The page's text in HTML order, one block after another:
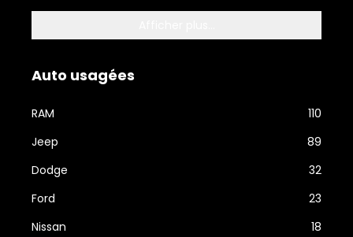
Auto usagées
RAM
110
Jeep
89
Dodge
32
Ford
23
Nissan
18